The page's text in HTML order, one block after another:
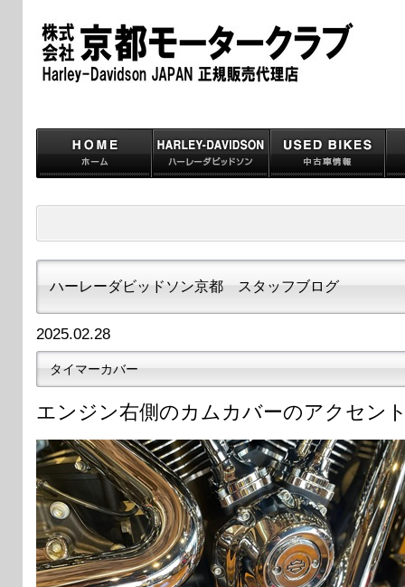
ハーレーダビッドソン京都 スタッフブログ
2025.02.28
タイマーカバー
エンジン右側のカムカバーのアクセン